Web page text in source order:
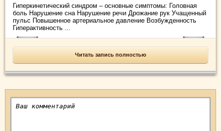
Гиперкинетический синдром – основные симптомы: Головная
боль Нарушение сна Нарушение речи Дрожание рук Учащенный
пульс Повышенное артериальное давление Возбужденность
Гиперактивность ...
Читать запись полностью